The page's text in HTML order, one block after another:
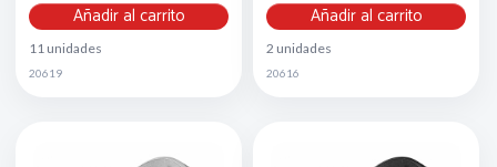
Añadir al carrito
11 unidades
20619
Añadir al carrito
2 unidades
20616